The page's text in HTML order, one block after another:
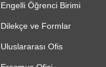
Engelli Öğrenci Birimi
Dilekçe ve Formlar
Uluslararası Ofis